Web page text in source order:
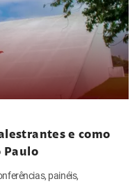
e como
Paulo
painéis,